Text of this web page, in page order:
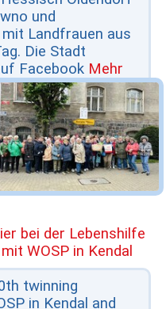
und
Landfrauen aus
Die Stadt
Facebook Mehr
bei der Lebenshilfe
WOSP in Kendal
twinning
in Kendal and